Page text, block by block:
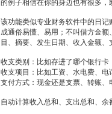
的例子相信在你的身边也有很多，
该功能类似专业财务软件中的日
成通俗易懂、易用；不叫借方金
目、摘要、发生日期、收入金额
收支类别：比如存进了哪个银行
收支项目：比如工资、水电费、
支付方式：现金还是支票、转账、
自动计算收入总和、支出总和、